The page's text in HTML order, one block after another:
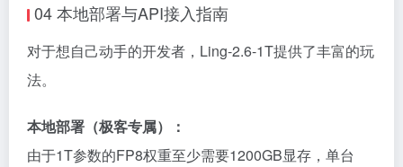
04 本地部署与API接入指南
对于想自己动手的开发者，Ling-2.6-1T提供了丰富的玩
法。
本地部署（极客专属）：
由于1T参数的FP8权重至少需要1200GB显存，单台